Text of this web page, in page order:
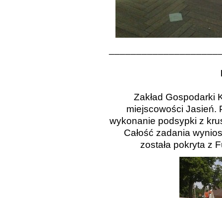
Zakład Gospodarki
miejscowości Jasień.
wykonanie podsypki z
Całość zadania
została pokryta z